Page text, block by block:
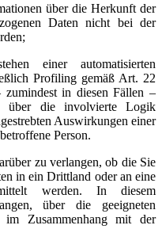
über die Herkunft der
Daten nicht bei der
automatisierten
Profiling gemäß Art. 22
in diesen Fällen –
über die involvierte Logik
Auswirkungen einer
Person.
zu verlangen, ob die Sie
in ein Drittland oder an eine
werden. In diesem
über die geeigneten
Zusammenhang mit der